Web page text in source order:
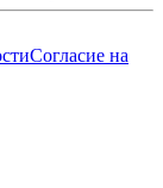
Согласие на